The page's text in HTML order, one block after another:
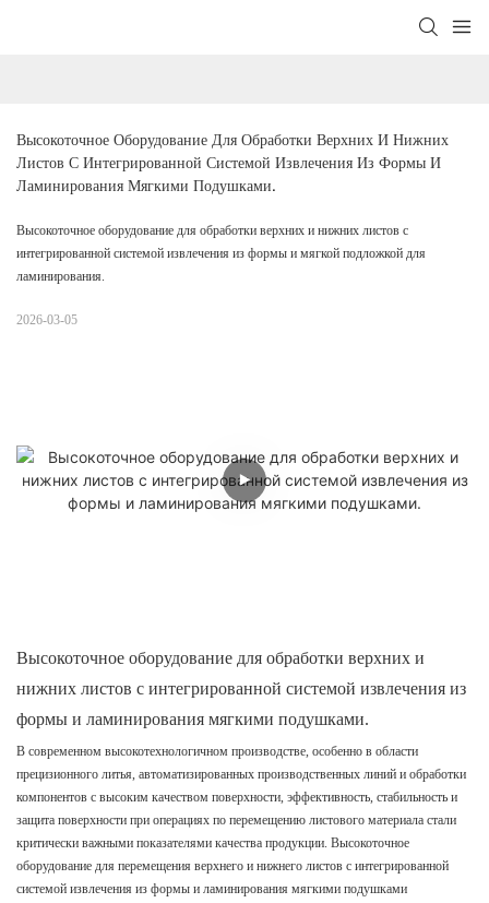
Высокоточное Оборудование Для Обработки Верхних И Нижних
Листов С Интегрированной Системой Извлечения Из Формы И
Ламинирования Мягкими Подушками.
Высокоточное оборудование для обработки верхних и нижних листов с
интегрированной системой извлечения из формы и мягкой подложкой для
ламинирования.
2026-03-05
Высокоточное оборудование для обработки верхних и
нижних листов с интегрированной системой извлечения из
формы и ламинирования мягкими подушками.
В современном высокотехнологичном производстве, особенно в области
прецизионного литья, автоматизированных производственных линий и обработки
компонентов с высоким качеством поверхности, эффективность, стабильность и
защита поверхности при операциях по перемещению листового материала стали
критически важными показателями качества продукции. Высокоточное
оборудование для перемещения верхнего и нижнего листов с интегрированной
системой извлечения из формы и ламинирования мягкими подушками